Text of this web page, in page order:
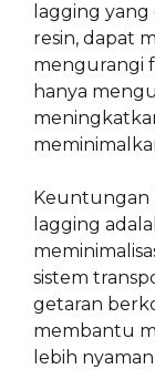
lagging
resin, dapat
mengurangi
hanya
Keuntungan
lagging
sistem
getaran
membantu
lebih